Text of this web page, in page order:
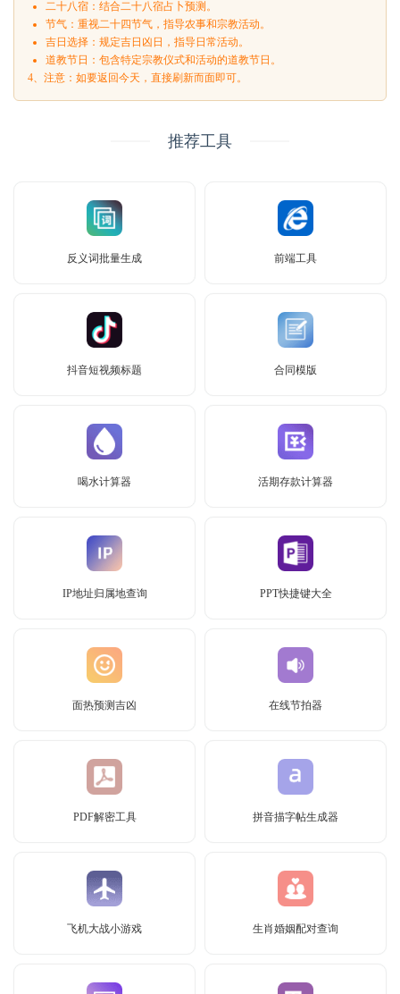
二十八宿：结合二十八宿占卜预测。
节气：重视二十四节气，指导农事和宗教活动。
吉日选择：规定吉日凶日，指导日常活动。
道教节日：包含特定宗教仪式和活动的道教节日。
4、注意：如要返回今天，直接刷新而面即可。
推荐工具
反义词批量生成 前端工具
抖音短视频标题 合同模版
喝水计算器 活期存款计算器
IP地址归属地查询 PPT快捷键大全
面热预测吉凶 在线节拍器
PDF解密工具 拼音描字帖生成器
飞机大战小游戏 生肖婚姻配对查询